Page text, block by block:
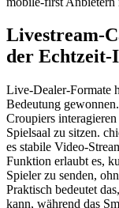
Livestream-
der
Live-Dealer-Formate
Bedeutung
Croupiers
Spielsaal zu sitzen.
es stabile Video-
Funktion erlaubt es,
Spieler zu senden,
Praktisch bedeutet
kann, während das